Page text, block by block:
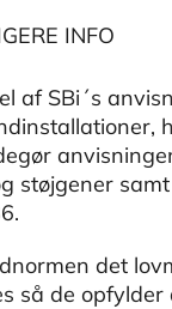
INFO
af SBi´s
støjgener
det
så de